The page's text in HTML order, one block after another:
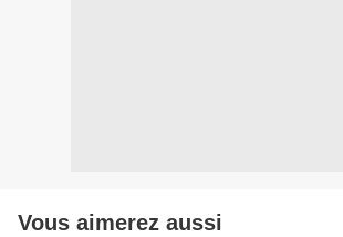
Vous aimerez aussi